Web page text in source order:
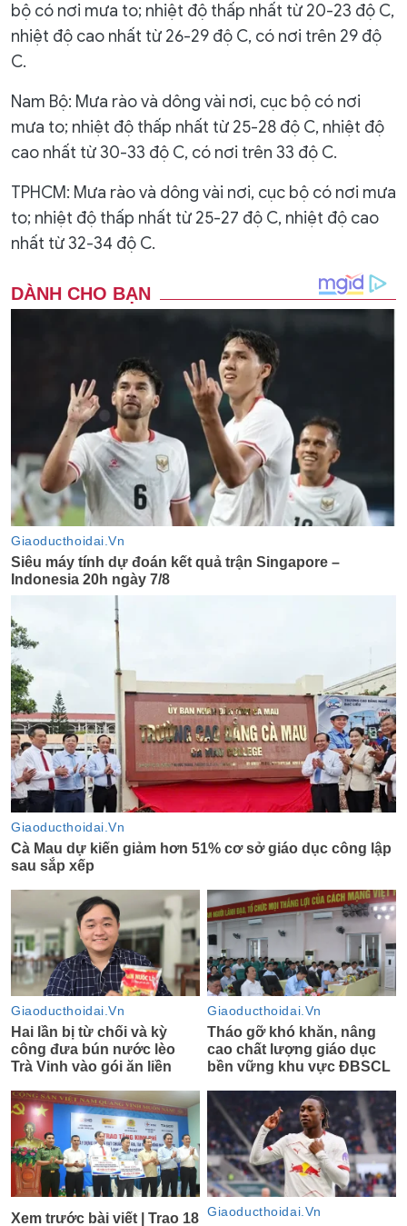
bộ có nơi mưa to; nhiệt độ thấp nhất từ 20-23 độ C,
nhiệt độ cao nhất từ 26-29 độ C, có nơi trên 29 độ
C.
Nam Bộ: Mưa rào và dông vài nơi, cục bộ có nơi
mưa to; nhiệt độ thấp nhất từ 25-28 độ C, nhiệt độ
cao nhất từ 30-33 độ C, có nơi trên 33 độ C.
TPHCM: Mưa rào và dông vài nơi, cục bộ có nơi mưa
to; nhiệt độ thấp nhất từ 25-27 độ C, nhiệt độ cao
nhất từ 32-34 độ C.